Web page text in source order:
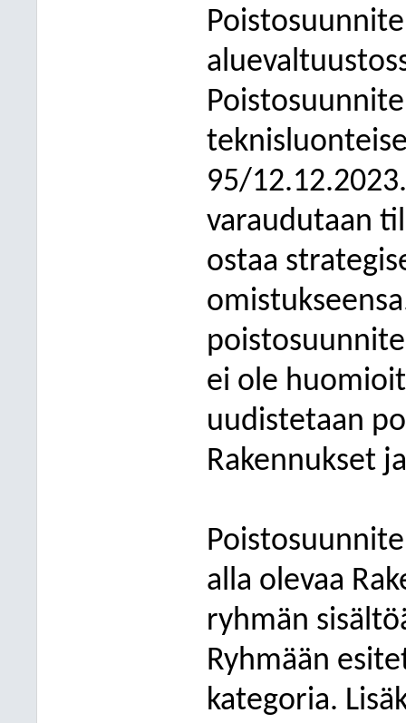
95/
varaudutaan
ostaa
ei ole
uudistetaan
Rakennukset
alla olevaa
ryhmän
Ryhmään
kategoria.